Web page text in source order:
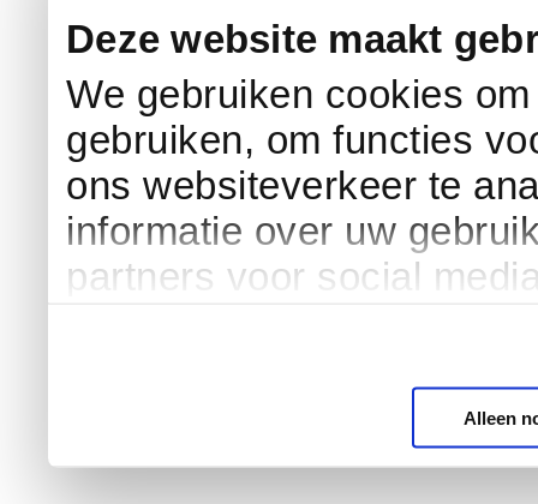
Deze website maakt
We gebruiken cookies
gebruiken, om functies
ons websiteverkeer te
informatie over uw
partners voor social
Alleen